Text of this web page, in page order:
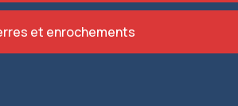
et enrochements